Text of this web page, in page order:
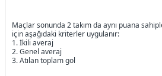
Maçlar sonunda 2 takım da aynı puana
için aşağıdaki kriterler uygulanır:
1. İkili averaj
2. Genel averaj
3. Atılan toplam gol